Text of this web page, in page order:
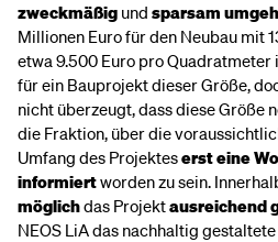
zweckmäßig und sparsam
Millionen Euro für den Neubau mit
etwa 9.500 Euro pro Quadratmeter
für ein Bauprojekt dieser Größe,
nicht überzeugt, dass diese Größe
die Fraktion, über die
Umfang des Projekteserst eine
informiertworden zu sein.
möglichdas Projektausreichend
NEOS LiA das nachhaltig